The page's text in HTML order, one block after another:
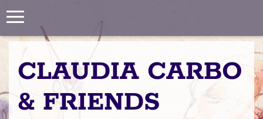
Toggle
navigation
CLAUDIA CARBO
& FRIENDS